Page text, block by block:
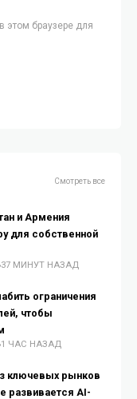
этом браузере для
Смотреть все
и Армения
для собственной
37 МИНУТ НАЗАД
ограничения
чтобы
1 ЧАС НАЗАД
ключевых рынков
развивается AI-